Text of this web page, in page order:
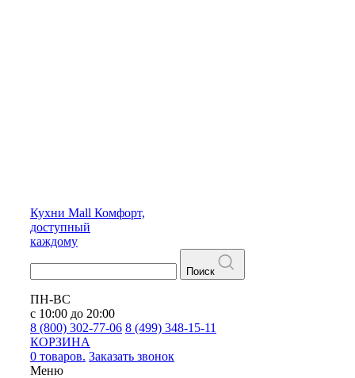
Кухни Mall Комфорт,
доступный
каждому
Поиск
ПН-ВС
с 10:00 до 20:00
8 (800) 302-77-06 8 (499) 348-15-11
КОРЗИНА
0 товаров. Заказать звонок
Меню